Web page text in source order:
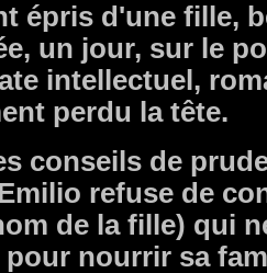
épris d'une fille,
un jour, sur le
intellectuel,
perdu la tête.
conseils de
refuse de
de la fille) qui
nourrir sa